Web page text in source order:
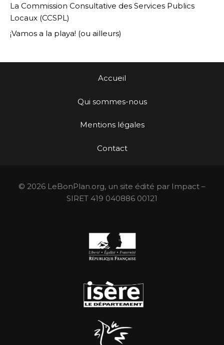
La Commission Consultative des Services Publics
Locaux (CCSPL)
¡Vamos a la playa! (ou ailleurs)
Accueil
Qui sommes-nous
Mentions légales
Contact
© 2026 LeBonPlan.org, un site édité par Impact –
SIRET 419 040886 00121